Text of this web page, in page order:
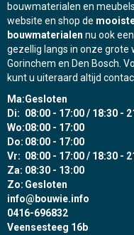
bouwmaterialen en
website en shop de
bouwmaterialen nu ook
gezellig langs in onze grote
Gorinchem en Den Bosch.
kunt u uiteraard altijd
Ma:Gesloten
Di: 08:00 - 17:00 / 18:30 -
Wo:08:00 - 17:00
Do: 08:00 - 17:00
Vr: 08:00 - 17:00 / 18:30 -
Za: 08:30 - 13:00
Zo: Gesloten
info@bouwie.info
0416-696832
Veensesteeg 16b